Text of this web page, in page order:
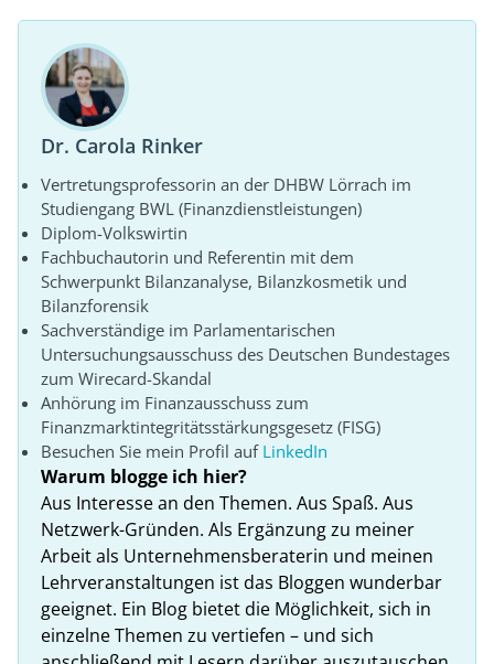
Dr. Carola Rinker
Vertretungsprofessorin an der DHBW Lörrach im
Studiengang BWL (Finanzdienstleistungen)
Diplom-Volkswirtin
Fachbuchautorin und Referentin mit dem
Schwerpunkt Bilanzanalyse, Bilanzkosmetik und
Bilanzforensik
Sachverständige im Parlamentarischen
Untersuchungsausschuss des Deutschen Bundestages
zum Wirecard-Skandal
Anhörung im Finanzausschuss zum
Finanzmarktintegritätsstärkungsgesetz (FISG)
Besuchen Sie mein Profil auf LinkedIn
Warum blogge ich hier?
Aus Interesse an den Themen. Aus Spaß. Aus
Netzwerk-Gründen. Als Ergänzung zu meiner
Arbeit als Unternehmensberaterin und meinen
Lehrveranstaltungen ist das Bloggen wunderbar
geeignet. Ein Blog bietet die Möglichkeit, sich in
einzelne Themen zu vertiefen – und sich